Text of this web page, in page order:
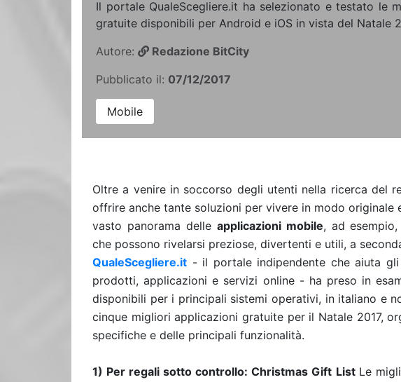
Il portale QualeScegliere.it ha selezionato e testato le
gratuite disponibili per Android e iOS in vista del Natale
Autore:
Redazione BitCity
Pubblicato il: 07/12/2017
Mobile
Oltre a venire in soccorso degli utenti nella ricerca del
offrire anche tante soluzioni per vivere in modo originale
vasto panorama delle applicazioni mobile, ad
che possono rivelarsi preziose, divertenti e utili, a
QualeScegliere.it - il portale indipendente che aiuta
prodotti, applicazioni e servizi online - ha preso in
disponibili per i principali sistemi operativi, in italiano e
cinque migliori applicazioni gratuite per il Natale 2017,
specifiche e delle principali funzionalità.
1) Per regali sotto controllo: Christmas Gift List Le